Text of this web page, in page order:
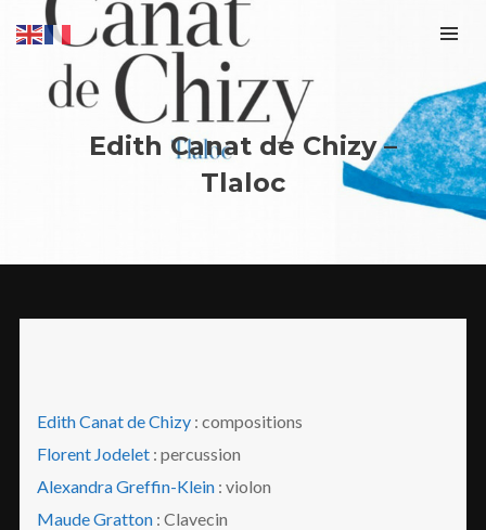
Edith Canat de Chizy –
Tlaloc
Edith Canat de Chizy : compositions
Florent Jodelet : percussion
Alexandra Greffin-Klein : violon
Maude Gratton : Clavecin